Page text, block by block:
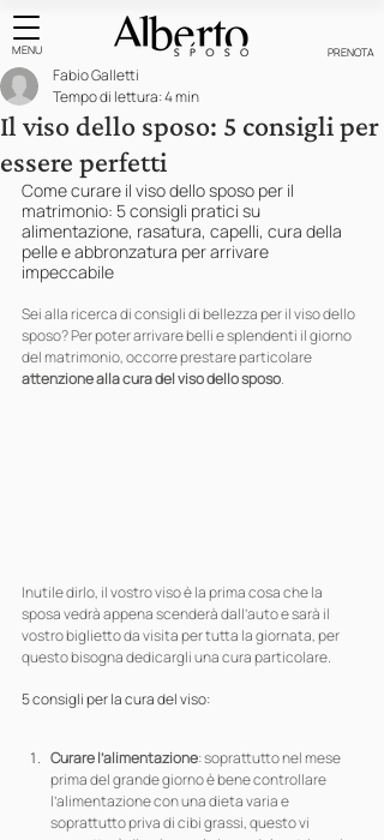
MENU PRENOTA
Il viso dello sposo: 5 consigli per
essere perfetti
Fabio Galletti
Tempo di lettura: 4 min
Come curare il viso dello sposo per il
matrimonio: 5 consigli pratici su
alimentazione, rasatura, capelli, cura della
pelle e abbronzatura per arrivare
impeccabile
Sei alla ricerca di consigli di bellezza per il viso dello
sposo? Per poter arrivare belli e splendenti il giorno
del matrimonio, occorre prestare particolare
attenzione alla cura del viso dello sposo.
Inutile dirlo, il vostro viso è la prima cosa che la
sposa vedrà appena scenderà dall’auto e sarà il
vostro biglietto da visita per tutta la giornata, per
questo bisogna dedicargli una cura particolare.
5 consigli per la cura del viso:
Curare l’alimentazione: soprattutto nel mese
prima del grande giorno è bene controllare
l’alimentazione con una dieta varia e
soprattutto priva di cibi grassi, questo vi